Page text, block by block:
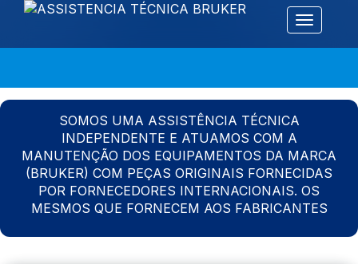
Alternar
SOMOS UMA ASSISTÊNCIA TÉCNICA
INDEPENDENTE E ATUAMOS COM A
MANUTENÇÃO DOS EQUIPAMENTOS DA MARCA
(BRUKER) COM PEÇAS ORIGINAIS FORNECIDAS
POR FORNECEDORES INTERNACIONAIS. OS
MESMOS QUE FORNECEM AOS FABRICANTES